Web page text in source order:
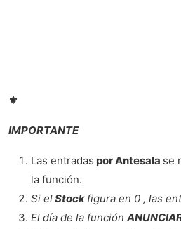
⚜
IMPORTANTE
Las entradas por Antesala se
la función.
Si elStock figura en 0 , las
El día de la función